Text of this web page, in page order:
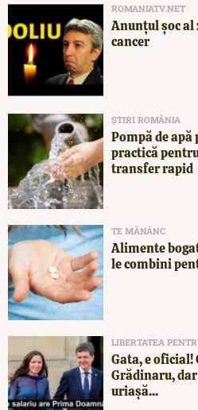
ROMANIATV.NET
Anunţul şoc
cancer
ȘTIRI ROMÂNIA
Pompă de
practică
transfer rapid
TE MĂNÂNC
Alimente
le combini
LIBERTATEA
Gata, e
Grădinaru,
uriașă...